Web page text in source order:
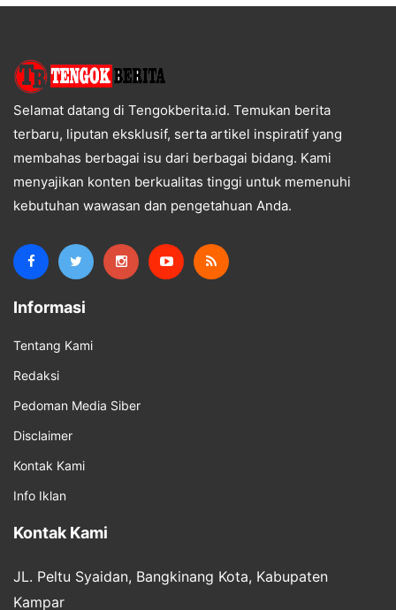
Selamat datang di Tengokberita.id. Temukan berita
terbaru, liputan eksklusif, serta artikel inspiratif yang
membahas berbagai isu dari berbagai bidang. Kami
menyajikan konten berkualitas tinggi untuk memenuhi
kebutuhan wawasan dan pengetahuan Anda.
Informasi
Tentang Kami
Redaksi
Pedoman Media Siber
Disclaimer
Kontak Kami
Info Iklan
Kontak Kami
JL. Peltu Syaidan, Bangkinang Kota, Kabupaten
Kampar